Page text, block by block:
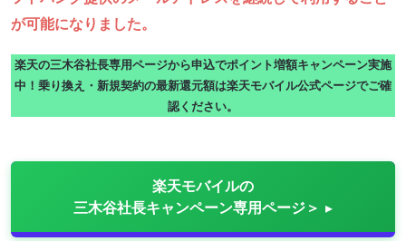
が可能になりました。
楽天の三木谷社長専用ページから申込でポイント増額キャンペーン実施
中！乗り換え・新規契約の最新還元額は楽天モバイル公式ページでご確
認ください。
楽天モバイルの
三木谷社長キャンペーン専用ページ＞